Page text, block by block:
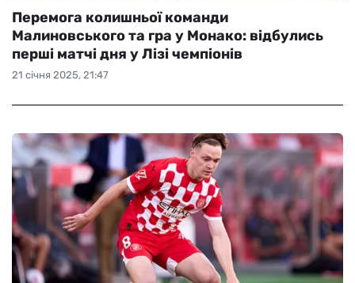
21 січня 2025, 21:47
Перемога колишньої команди
Малиновського та гра у Монако: відбулись
перші матчі дня у Лізі чемпіонів